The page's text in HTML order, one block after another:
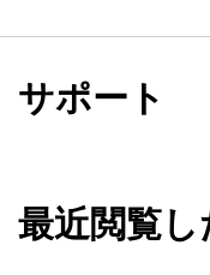
サポート
最近閲覧